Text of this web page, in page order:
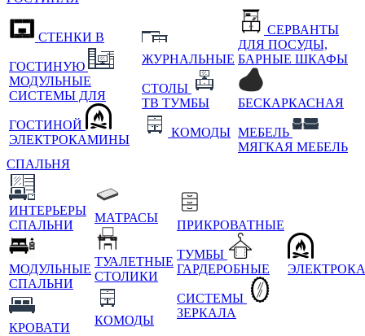
СТЕНКИ В
ГОСТИНУЮ
МОДУЛЬНЫЕ
СИСТЕМЫ ДЛЯ
ГОСТИНОЙ
ЭЛЕКТРОКАМИНЫ
ЖУРНАЛЬНЫЕ
СТОЛЫ
ТВ ТУМБЫ
КОМОДЫ
СЕРВАНТЫ
ДЛЯ ПОСУДЫ,
БАРНЫЕ ШКАФЫ
БЕСКАРКАСНАЯ
МЕБЕЛЬ
МЯГКАЯ МЕБЕЛЬ
СПАЛЬНЯ
ИНТЕРЬЕРЫ
СПАЛЬНИ
МОДУЛЬНЫЕ
СПАЛЬНИ
КРОВАТИ
МАТРАСЫ
ТУАЛЕТНЫЕ
СТОЛИКИ
КОМОДЫ
ПРИКРОВАТНЫЕ
ТУМБЫ
ГАРДЕРОБНЫЕ
СИСТЕМЫ
ЗЕРКАЛА